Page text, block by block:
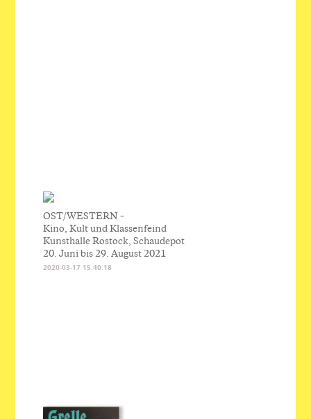
OST/WESTERN –
Kino, Kult und Klassenfeind
Kunsthalle Rostock, Schaudepot
20. Juni bis 29. August 2021
2020-03-17 15:40:18